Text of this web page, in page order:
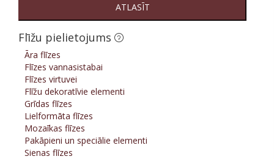
ATLASĪT
Flīžu pielietojums
Āra flīzes
Flīzes vannasistabai
Flīzes virtuvei
Flīžu dekoratīvie elementi
Grīdas flīzes
Lielformāta flīzes
Mozaīkas flīzes
Pakāpieni un speciālie elementi
Sienas flīzes